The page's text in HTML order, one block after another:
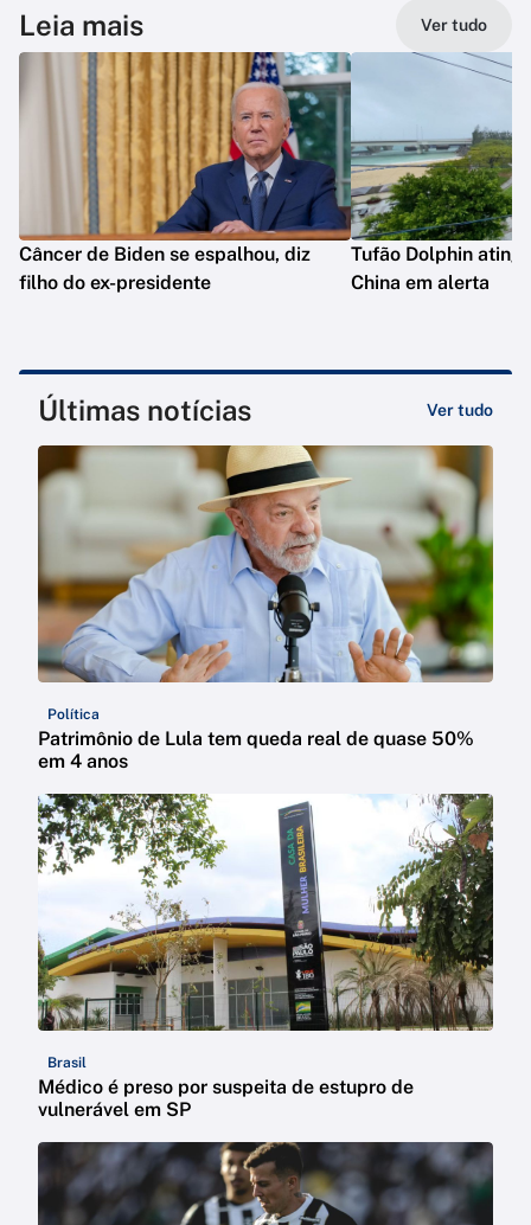
Leia mais Ver tudo
Câncer de Biden se espalhou, diz
filho do ex-presidente
Tufão Dolphin
China em alerta
Últimas notícias Ver tudo
Política
Patrimônio de Lula tem queda real de quase 50%
em 4 anos
Brasil
Médico é preso por suspeita de estupro de
vulnerável em SP